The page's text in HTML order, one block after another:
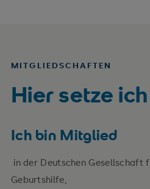
MITGLIEDSCHAFTEN
Hier setze
Ich bin Mitglied
in der Deutschen Gesellschaft
Geburtshilfe,